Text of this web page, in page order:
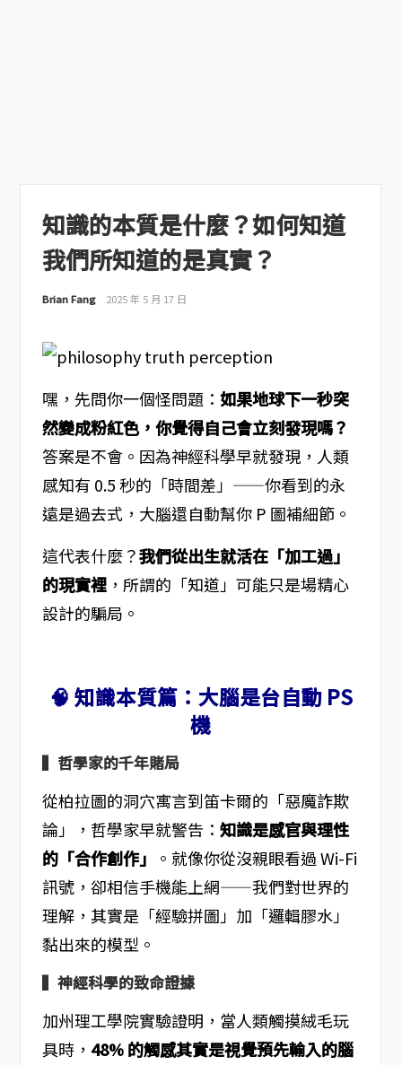
知識的本質是什麼？如何知道
我們所知道的是真實？
Brian Fang 2025 年 5 月 17 日
嘿，先問你一個怪問題： 如果地球下一秒突
然變成粉紅色，你覺得自己會立刻發現嗎？
答案是不會。因為神經科學早就發現，人類
感知有 0.5 秒的「時間差」——你看到的永
遠是過去式，大腦還自動幫你 P 圖補細節。
這代表什麼？我們從出生就活在「加工過」
的現實裡，所謂的「知道」可能只是場精心
設計的騙局。
🧠 知識本質篇：大腦是台自動 PS
機
▍哲學家的千年賭局
從柏拉圖的洞穴寓言到笛卡爾的「惡魔詐欺
論」，哲學家早就警告： 知識是感官與理性
的「合作創作」
。就像你從沒親眼看過 Wi-Fi
訊號，卻相信手機能上網——我們對世界的
理解，其實是「經驗拼圖」加「邏輯膠水」
黏出來的模型。
▍神經科學的致命證據
加州理工學院實驗證明，當人類觸摸絨毛玩
具時， 48% 的觸感其實是視覺預先輸入的腦